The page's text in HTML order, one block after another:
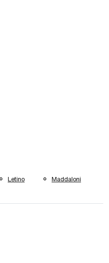
Letino Maddaloni